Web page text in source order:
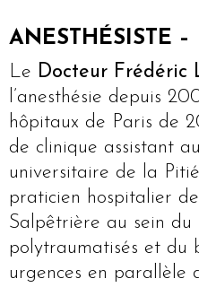
ANESTHÉSISTE
Le Docteur Frédéric
l’anesthésie depuis
hôpitaux de Paris de
de clinique assistant
universitaire de la
praticien hospitalier
Salpêtrière au sein du
polytraumatisés et du
urgences en parallèle